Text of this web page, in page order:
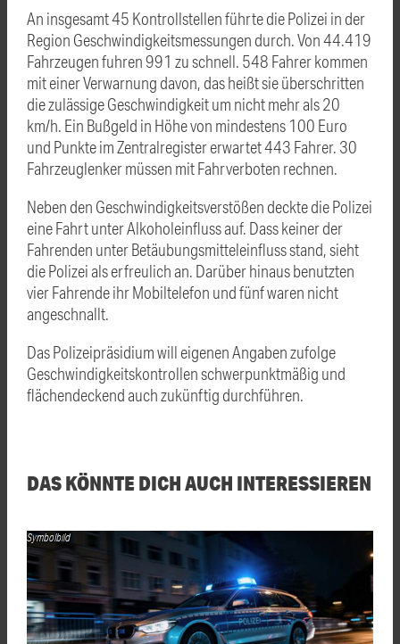
An insgesamt 45 Kontrollstellen führte die Polizei in der
Region Geschwindigkeitsmessungen durch. Von 44.419
Fahrzeugen fuhren 991 zu schnell. 548 Fahrer kommen
mit einer Verwarnung davon, das heißt sie überschritten
die zulässige Geschwindigkeit um nicht mehr als 20
km/h. Ein Bußgeld in Höhe von mindestens 100 Euro
und Punkte im Zentralregister erwartet 443 Fahrer. 30
Fahrzeuglenker müssen mit Fahrverboten rechnen.
Neben den Geschwindigkeitsverstößen deckte die Polizei
eine Fahrt unter Alkoholeinfluss auf. Dass keiner der
Fahrenden unter Betäubungsmitteleinfluss stand, sieht
die Polizei als erfreulich an. Darüber hinaus benutzten
vier Fahrende ihr Mobiltelefon und fünf waren nicht
angeschnallt.
Das Polizeipräsidium will eigenen Angaben zufolge
Geschwindigkeitskontrollen schwerpunktmäßig und
flächendeckend auch zukünftig durchführen.
DAS KÖNNTE DICH AUCH INTERESSIEREN
Symbolbild